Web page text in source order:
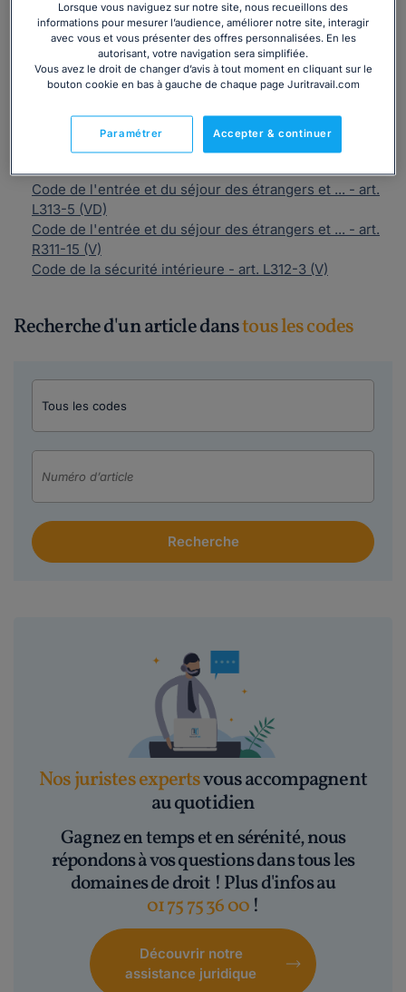
menace d'un animal dangereux, de solliciter, sur la voie
publique, la remise de fonds, de valeurs ou d'un bien est
puni de six mois d'emprisonnement et de 3 750 euros
d'amende.
Citée par :
Code de l'entrée et du séjour des étrangers et ... - art.
L313-5 (VD)
Code de l'entrée et du séjour des étrangers et ... - art.
R311-15 (V)
Code de la sécurité intérieure - art. L312-3 (V)
Recherche d'un article danstous les codes
Nos juristes expertsvous accompagnent
au quotidien
Gagnez en temps et en sérénité, nous
répondons à vos questions dans tous les
domaines de droit ! Plus d'infos au
01 75 75 36 00 !
Découvrir notre
assistance juridique
Lorsque vous naviguez sur notre site, nous recueillons des
informations pour mesurer l’audience, améliorer notre site, interagir
avec vous et vous présenter des offres personnalisées. En les
autorisant, votre navigation sera simplifiée.
Vous avez le droit de changer d’avis à tout moment en cliquant sur le
bouton cookie en bas à gauche de chaque page Juritravail.com
Accepter & continuer
Paramétrer